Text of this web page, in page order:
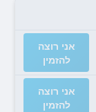
אני רוצה
להזמין
אני רוצה
להזמין